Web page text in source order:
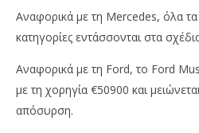
Insurance
News
Team
Αναφορικά με τη Mercedes, όλα τα
κατηγορίες εντάσσονται στα
Αναφορικά με τη Ford, το Ford
με τη χορηγία €50900 και
απόσυρση.